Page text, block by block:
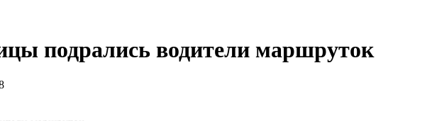
подрались водители маршруток